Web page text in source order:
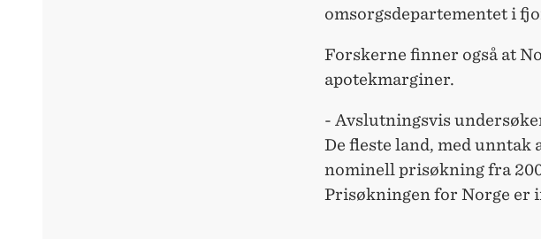
omsorgsdepartementet i
Forskerne finner også at
apotekmarginer.
- Avslutningsvis
De fleste land, med unntak
nominell prisøkning fra
Prisøkningen for Norge er